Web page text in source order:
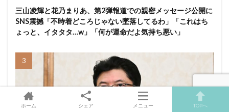
三山凌輝と花乃まりあ、第2弾報道での親密メッセージ公開に
SNS震撼「不時着どころじゃない墜落してるわ」「これはち
ょっと、イタタタ…w」「何が運命だよ気持ち悪い」
ホーム シェア メニュー TOPへ